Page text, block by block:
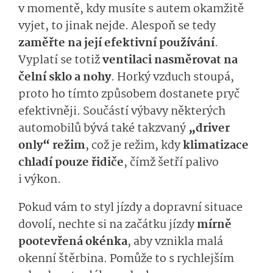
v momentě, kdy musíte s autem okamžitě
vyjet, to jinak nejde. Alespoň se tedy
zaměřte na její efektivní používání.
Vyplatí se totižventilaci nasměrovat na
čelní sklo a nohy. Horký vzduch stoupá,
proto ho tímto způsobem dostanete pryč
efektivněji. Součástí výbavy některých
automobilů bývá také takzvaný„driver
only“ režim, což je režim, kdyklimatizace
chladí pouze řidiče, čímž šetří palivo
i výkon.
Pokud vám to styl jízdy a dopravní situace
dovolí, nechte si na začátku jízdymírně
pootevřená okénka, aby vznikla malá
okenní štěrbina. Pomůže to s rychlejším